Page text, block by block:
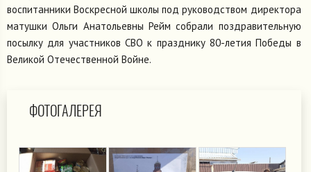
воспитанники Воскресной школы под руководством директора
матушки Ольги Анатольевны Рейм собрали поздравительную
посылку для участников СВО к празднику 80-летия Победы в
Великой Отечественной Войне.
ФОТОГАЛЕРЕЯ